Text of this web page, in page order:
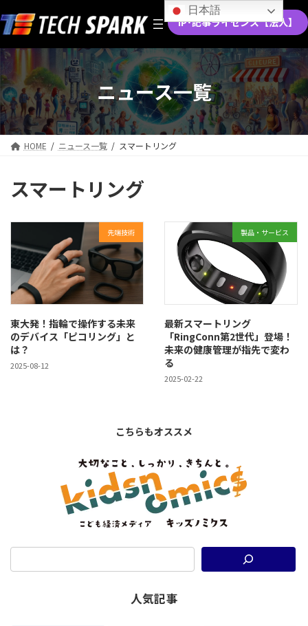
ン
テ
ン
ツ
へ
ス
キ
ッ
プ
ビ
ゲ
ー
シ
ョ
ン
に
移
動
IP･記事ライセンス【法人】
ニュース一覧
HOME ニュース一覧 スマートリング
スマートリング
先端技術
東大発！指輪で操作する未来
のデバイス「ピコリング」と
は？
2025-08-12
製品・サービス
最新スマートリング
「RingConn第2世代」登場！
未来の健康管理が指先で変わ
る
2025-02-22
こちらもオススメ
人気記事
日本語